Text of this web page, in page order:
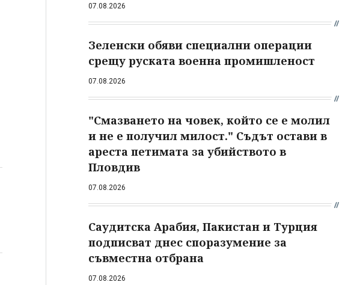
07.08.2026
Зеленски обяви специални операции
срещу руската военна промишленост
07.08.2026
"Смазването на човек, който се е молил
и не е получил милост." Съдът остави в
ареста петимата за убийството в
Пловдив
07.08.2026
Саудитска Арабия, Пакистан и Турция
подписват днес споразумение за
съвместна отбрана
07.08.2026